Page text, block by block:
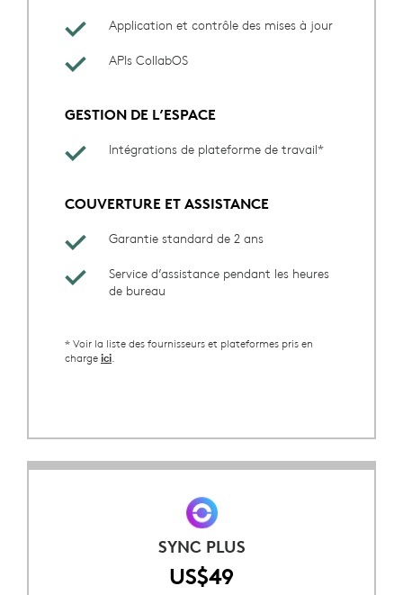
Application et contrôle des mises à jour
APIs CollabOS
GESTION DE L’ESPACE
Intégrations de plateforme de travail*
COUVERTURE ET ASSISTANCE
Garantie standard de 2 ans
Service d’assistance pendant les heures
de bureau
* Voir la liste des fournisseurs et plateformes pris en
charge ici
SYNC PLUS
US$49